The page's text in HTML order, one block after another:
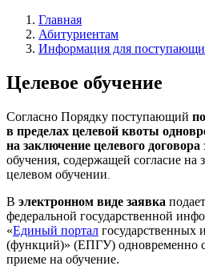
Главная
Абитуриентам
Информация для
Целевое обучение
Согласно Порядку поступающий
в пределах целевой квоты
на заключение целевого договора
обучения, содержащей согласие на
целевом обучении
В электронном виде заявка
федеральной государственной
«Единый портал государственных
(функций)» (ЕПГУ) одновременно с
приеме на обучение.